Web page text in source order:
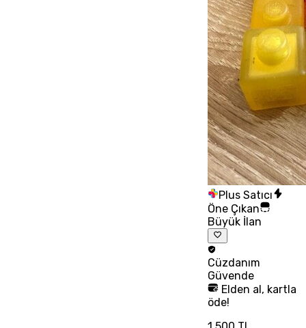
Plus Satıcı
Öne Çıkan
Büyük İlan
Cüzdanım
Güvende
Elden al, kartla
öde!